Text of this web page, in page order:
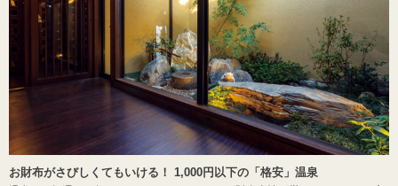
お財布がさびしくてもいける！ 1,000円以下の「格安」温泉